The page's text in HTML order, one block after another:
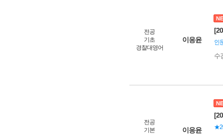
전공
기초
경찰대영어
이응윤 인
수
전공
기본
이응윤